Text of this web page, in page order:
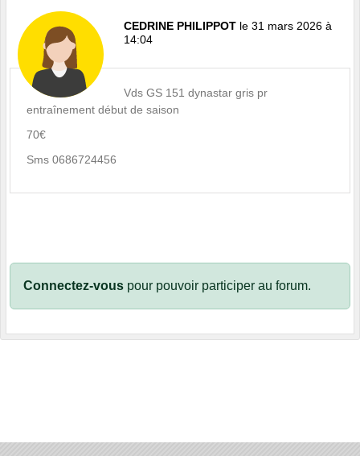
CEDRINE PHILIPPOT le 31 mars 2026 à
14:04
Vds GS 151 dynastar gris pr
entraînement début de saison
70€
Sms 0686724456
Connectez-vous pour pouvoir participer au forum.